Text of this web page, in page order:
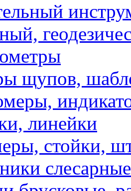
щупов,
линейки
стойки,
слесарные